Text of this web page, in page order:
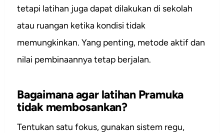
tetapi latihan juga dapat dilakukan di sekolah
atau ruangan ketika kondisi tidak
memungkinkan. Yang penting, metode aktif dan
nilai pembinaannya tetap berjalan.
Bagaimana agar latihan Pramuka
tidak membosankan?
Tentukan satu fokus, gunakan sistem regu,